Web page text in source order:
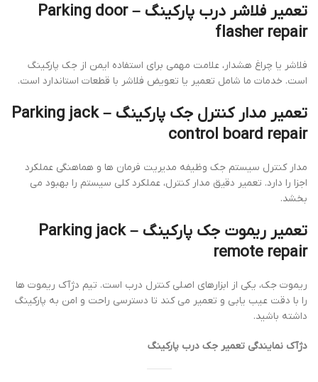
تعمیر فلاشر درب پارکینگ – Parking door
flasher repair
فلاشر یا چراغ هشدار، علامت مهمی برای استفاده ایمن از جک پارکینگ
است. خدمات ما شامل تعمیر یا تعویض فلاشر با قطعات استاندارد است.
تعمیر مدار کنترل جک پارکینگ – Parking jack
control board repair
مدار کنترل سیستم جک وظیفه مدیریت فرمان ها و هماهنگی عملکرد
اجزا را دارد. تعمیر دقیق مدار کنترل، عملکرد کلی سیستم را بهبود می
بخشد.
تعمیر ریموت جک پارکینگ – Parking jack
remote repair
ریموت جک، یکی از ابزارهای اصلی کنترل درب است. تیم دژآک ریموت ها
را با دقت عیب یابی و تعمیر می کند تا دسترسی راحت و امن به پارکینگ
داشته باشید.
دژآک نمایندگی تعمیر جک درب پارکینگ